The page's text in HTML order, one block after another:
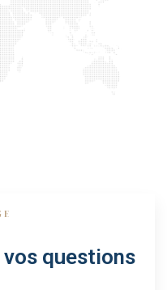
questions